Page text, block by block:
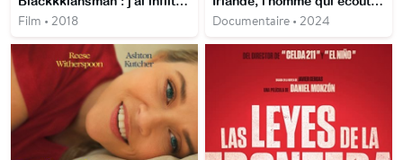
Film • 2018 Documentaire • 2024